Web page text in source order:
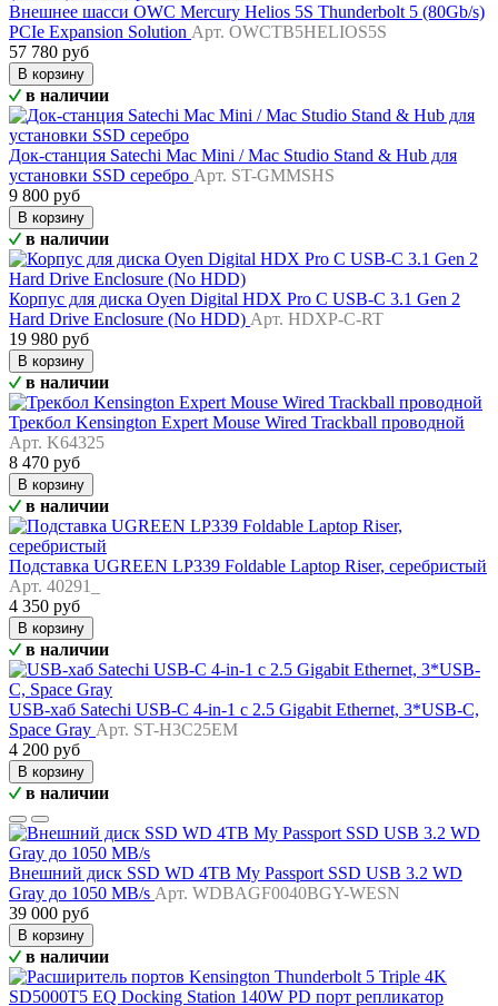
Внешнее шасси OWC Mercury Helios 5S Thunderbolt 5 (80Gb/s)
PCIe Expansion Solution Арт. OWCTB5HELIOS5S
57 780 руб
В корзину
в наличии
Док-станция Satechi Mac Mini / Mac Studio Stand & Hub для
установки SSD серебро Арт. ST-GMMSHS
9 800 руб
В корзину
в наличии
Корпус для диска Oyen Digital HDX Pro C USB-C 3.1 Gen 2
Hard Drive Enclosure (No HDD) Арт. HDXP-C-RT
19 980 руб
В корзину
в наличии
Трекбол Kensington Expert Mouse Wired Trackball проводной
Арт. K64325
8 470 руб
В корзину
в наличии
Подставка UGREEN LP339 Foldable Laptop Riser, серебристый
Арт. 40291_
4 350 руб
В корзину
в наличии
USB-хаб Satechi USB-C 4-in-1 с 2.5 Gigabit Ethernet, 3*USB-C,
Space Gray Арт. ST-H3C25EM
4 200 руб
В корзину
в наличии
Внешний диск SSD WD 4TB My Passport SSD USB 3.2 WD
Gray до 1050 MB/s Арт. WDBAGF0040BGY-WESN
39 000 руб
В корзину
в наличии